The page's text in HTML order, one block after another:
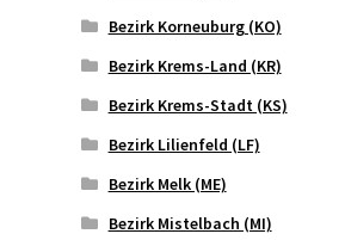
Bezirk Korneuburg (KO)
Bezirk Krems-Land (KR)
Bezirk Krems-Stadt (KS)
Bezirk Lilienfeld (LF)
Bezirk Melk (ME)
Bezirk Mistelbach (MI)